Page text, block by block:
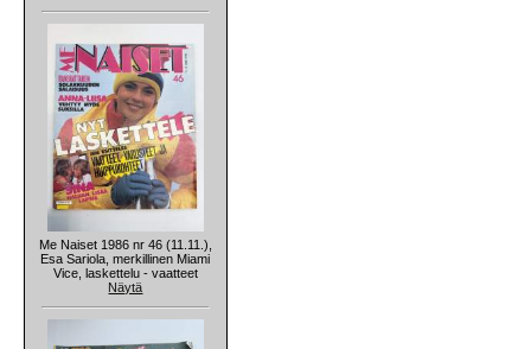
Me Naiset 1986 nr 46 (11.11.),
Esa Sariola, merkillinen Miami
Vice, laskettelu - vaatteet
Näytä